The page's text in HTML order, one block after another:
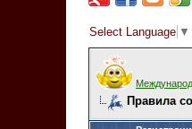
Select Language ▼
Правила